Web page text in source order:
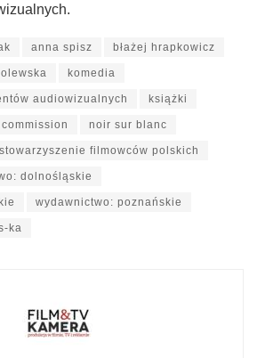
anna spisz błażej hrapkowicz
komedia
audiowizualnych książki
noir sur blanc
stowarzyszenie filmowców polskich
dolnośląskie
wydawnictwo: poznańskie
ka